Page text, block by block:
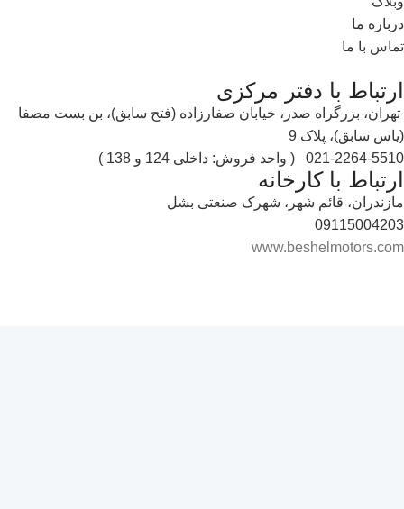
درباره ما
تماس با ما
ارتباط با دفتر مرکزی
تهران، بزرگراە صدر، خیابان صفارزادە (فتح سابق)، بن بست مصفا
(یاس سابق)، پلاک 9
021-2264-5510 ( واحد فروش: داخلی 124 و 138 )
ارتباط با کارخانه
مازندران، قائم شهر، شهرک صنعتی بشل
09115004203
www.beshelmotors.com